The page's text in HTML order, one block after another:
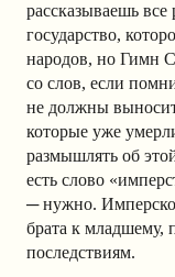
рассказываешь
государство,
народов, но Гимн
со слов, если
не должны
которые уже
размышлять об
есть слово
─ нужно.
брата к младшему,
последствиям.